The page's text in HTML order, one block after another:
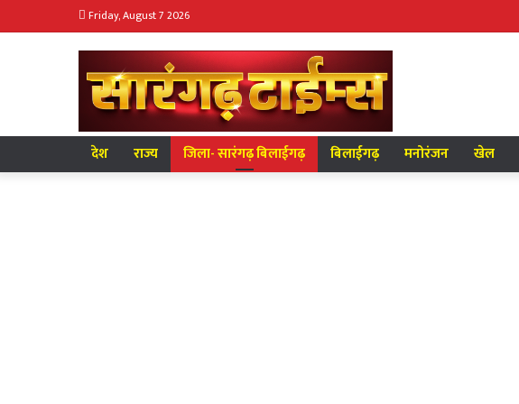
Friday, August 7 2026
देश राज्य जिला- सारंगढ़ बिलाईगढ़ बिलाईगढ़ मनोरंजन खेल